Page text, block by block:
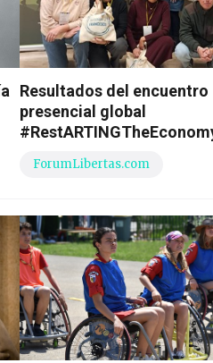
Resultados del encuentro
presencial global
ForumLibertas.com